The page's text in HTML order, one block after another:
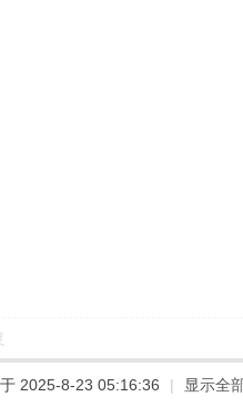
2025-8-23 05:16:36 | 显示全